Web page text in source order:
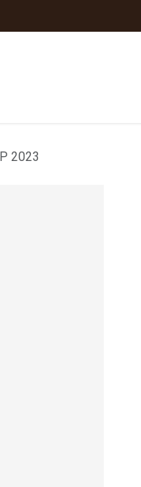
2023